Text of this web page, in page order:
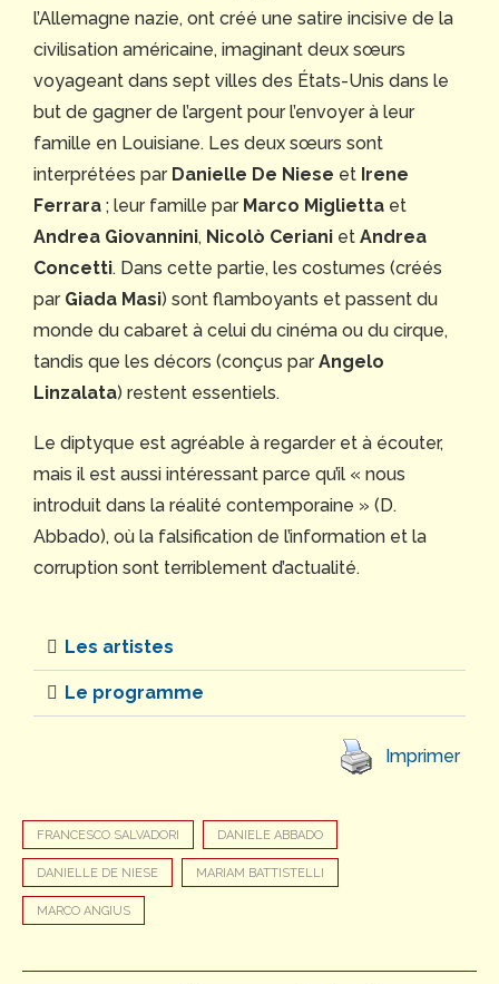
l’Allemagne nazie, ont créé une satire incisive de la
civilisation américaine, imaginant deux sœurs
voyageant dans sept villes des États-Unis dans le
but de gagner de l’argent pour l’envoyer à leur
famille en Louisiane. Les deux sœurs sont
interprétées par Danielle De Niese et Irene
Ferrara ; leur famille par Marco Miglietta et
Andrea Giovannini, Nicolò Ceriani et Andrea
Concetti. Dans cette partie, les costumes (créés
par Giada Masi) sont flamboyants et passent du
monde du cabaret à celui du cinéma ou du cirque,
tandis que les décors (conçus parAngelo
Linzalata) restent essentiels.
Le diptyque est agréable à regarder et à écouter,
mais il est aussi intéressant parce qu’il « nous
introduit dans la réalité contemporaine » (D.
Abbado), où la falsification de l’information et la
corruption sont terriblement d’actualité.
Les artistes
Le programme
Imprimer
FRANCESCO SALVADORI DANIELE ABBADO
DANIELLE DE NIESE MARIAM BATTISTELLI
MARCO ANGIUS